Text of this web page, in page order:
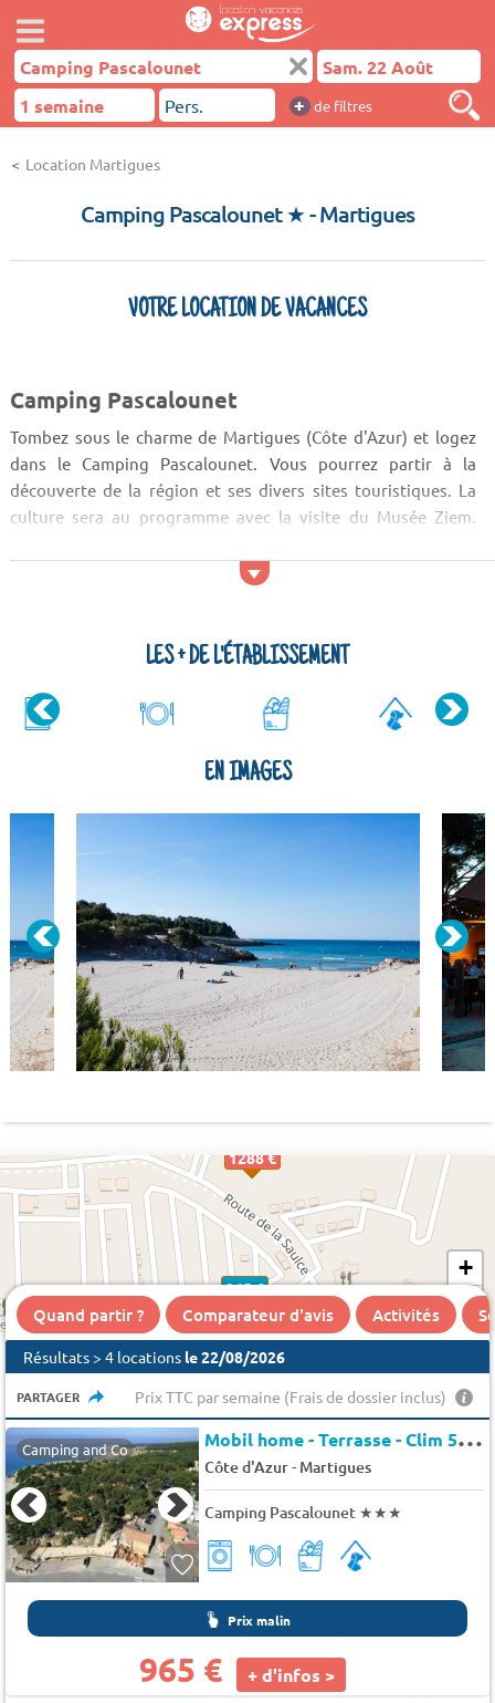
+ de filtres
Location Martigues
Camping Pascalounet ★- Martigues
VOTRE LOCATION DE VACANCES
Camping Pascalounet
Tombez sous le charme de Martigues (Côte d'Azur) et logez
dans le Camping Pascalounet. Vous pourrez partir à la
découverte de la région et ses divers sites touristiques. La
culture sera au programme avec la visite du Musée Ziem.
nature s'impose ! Vous apprécierez sûrement les beaux
LES + DE L'ÉTABLISSEMENT
EN IMAGES
965 €
1288 €
+
−
Quand partir ? Comparateur d'avis Activités
Résultats > 4 locations le 22/08/2026
PARTAGER Prix TTC par semaine (Frais de dossier inclus)
Camping and Co M
obil home - Terrasse - Clim 5 pers.
Côte d'Azur- Martigues
Camping Pascalounet ★★★
Prix malin
965 € + d'infos >